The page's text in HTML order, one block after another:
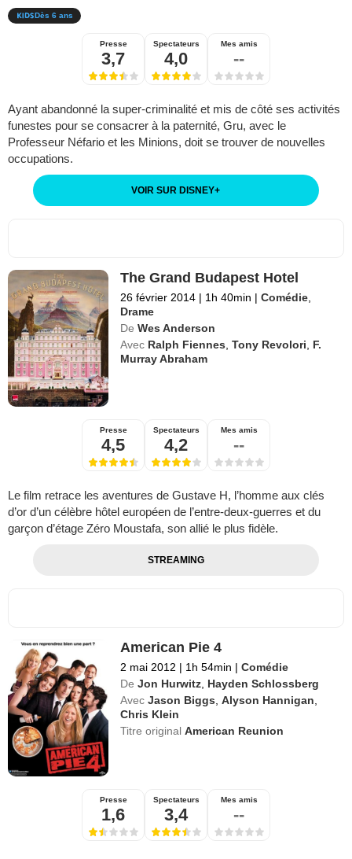
Dès 6 ans
Presse
3,7
Spectateurs
4,0
Mes amis
--
Ayant abandonné la super-criminalité et mis de côté ses activités
funestes pour se consacrer à la paternité, Gru, avec le
Professeur Néfario et les Minions, doit se trouver de nouvelles
occupations.
VOIR SUR DISNEY+
The Grand Budapest Hotel
26 février 2014 | 1h 40min | Comédie,
Drame
De Wes Anderson
Avec Ralph Fiennes,Tony Revolori, F.
Murray Abraham
Presse
4,5
Spectateurs
4,2
Mes amis
--
Le film retrace les aventures de Gustave H, l’homme aux clés
d’or d’un célèbre hôtel européen de l’entre-deux-guerres et du
garçon d’étage Zéro Moustafa, son allié le plus fidèle.
STREAMING
American Pie 4
2 mai 2012 | 1h 54min | Comédie
De Jon Hurwitz, Hayden Schlossberg
Avec Jason Biggs,Alyson Hannigan,
Chris Klein
Titre originalAmerican Reunion
Presse
1,6
Spectateurs
3,4
Mes amis
--